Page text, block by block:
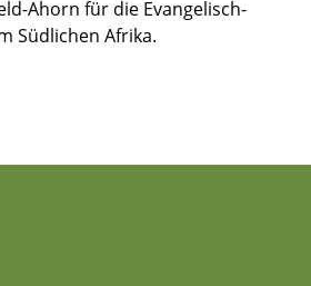
Ahorn für die Evangelisch-
Südlichen Afrika.